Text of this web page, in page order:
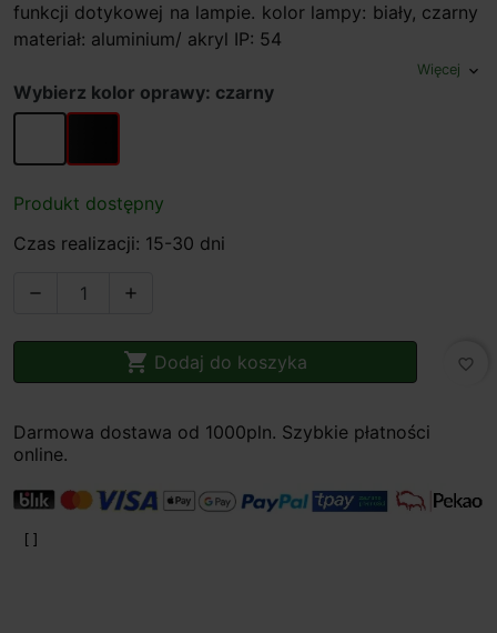
funkcji dotykowej na lampie. kolor lampy: biały, czarny
materiał: aluminium/ akryl IP: 54
Więcej expand_more
Wybierz kolor oprawy: czarny
biały czarny
Produkt dostępny
Czas realizacji: 15-30 dni
 
 Dodaj do koszyka favorite_border
Darmowa dostawa od 1000pln. Szybkie płatności
online.